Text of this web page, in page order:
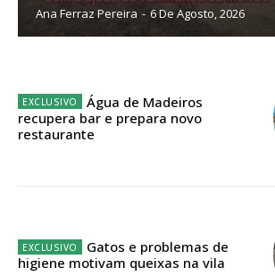
Acesso aos conteúdos Exclusivos
assinantes
Ana Ferraz Pereira - 6 De Agosto, 2026
Água de Madeiros
recupera bar e prepara novo
restaurante
Gatos e problemas de
higiene motivam queixas na vila